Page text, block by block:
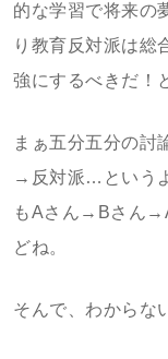
的な学習で将来の
り教育反対派は総
強にするべきだ！
まぁ五分五分の
→反対派…という
もAさん→Bさん
どね。
そんで、わからな